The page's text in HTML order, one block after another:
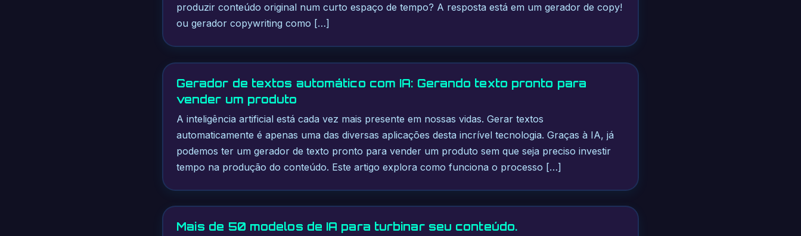
produzir conteúdo original num curto espaço de tempo? A resposta está em um gerador de copy!
ou gerador copywriting como […]
Gerador de textos automático com IA: Gerando texto pronto para
vender um produto
A inteligência artificial está cada vez mais presente em nossas vidas. Gerar textos
automaticamente é apenas uma das diversas aplicações desta incrível tecnologia. Graças à IA, já
podemos ter um gerador de texto pronto para vender um produto sem que seja preciso investir
tempo na produção do conteúdo. Este artigo explora como funciona o processo […]
Mais de 50 modelos de IA para turbinar seu conteúdo.